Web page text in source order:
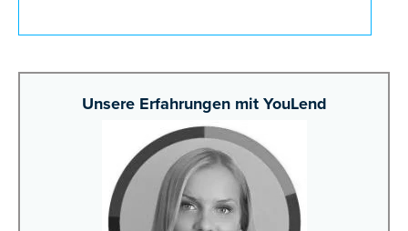
Unsere Erfahrungen mit YouLend